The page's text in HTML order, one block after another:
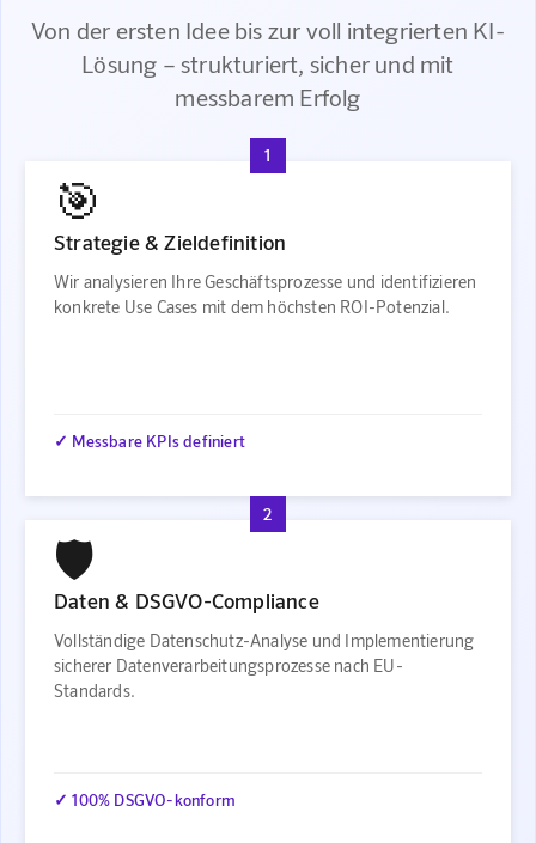
Von der ersten Idee bis zur voll integrierten KI-
Lösung – strukturiert, sicher und mit
messbarem Erfolg
1
🎯
Strategie & Zieldefinition
Wir analysieren Ihre Geschäftsprozesse und identifizieren
konkrete Use Cases mit dem höchsten ROI-Potenzial.
✓ Messbare KPIs definiert
2
🛡️
Daten & DSGVO-Compliance
Vollständige Datenschutz-Analyse und Implementierung
sicherer Datenverarbeitungsprozesse nach EU-
Standards.
✓ 100% DSGVO-konform